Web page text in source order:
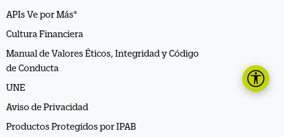
APIs Ve por Más®
Cultura Financiera
Manual de Valores Éticos, Integridad y Código
de Conducta
UNE
Aviso de Privacidad
Productos Protegidos por IPAB